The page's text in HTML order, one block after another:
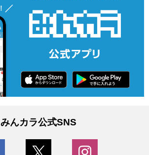
みんカラ公式SNS